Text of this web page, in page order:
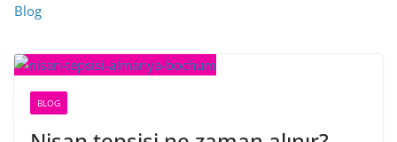
Blog
BLOG